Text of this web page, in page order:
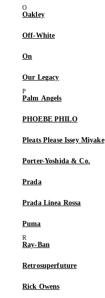
Oakley
Off-White
On
Our Legacy
Palm Angels
PHOEBE PHILO
Pleats Please Issey Miyake
Porter-Yoshida & Co.
Prada
Prada Linea Rossa
Puma
Ray-Ban
Retrosuperfuture
Rick Owens